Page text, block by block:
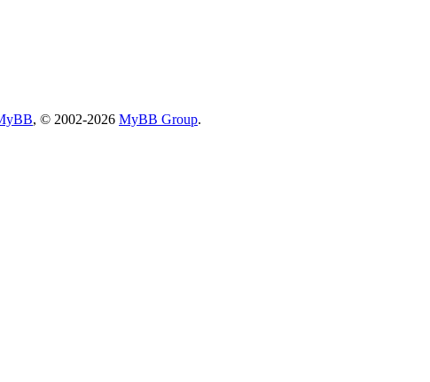
, © 2002-2026 MyBB Group.